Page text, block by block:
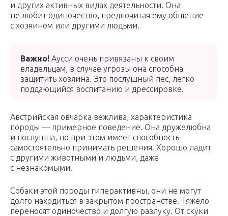
и других активных видах деятельности. Она
не любит одиночество, предпочитая ему общение
с хозяином или другими людьми.
Важно! Аусси очень привязаны к своим
владельцам, в случае угрозы она способна
защитить хозяина. Это послушный пес, легко
поддающийся воспитанию и дрессировке.
Австрийская овчарка вежлива, характеристика
породы — примерное поведение. Она дружелюбна
и послушна, но при этом имеет способность
самостоятельно принимать решения. Хорошо ладит
с другими животными и людьми, даже
с незнакомыми.
Собаки этой породы гиперактивны, они не могут
долго находиться в закрытом пространстве. Тяжело
переносят одиночество и долгую разлуку. От скуки